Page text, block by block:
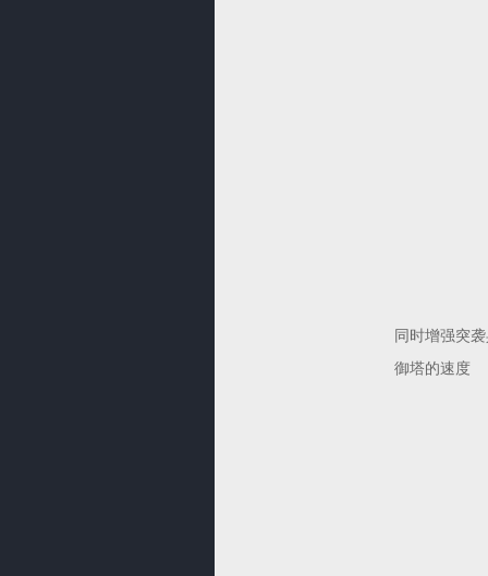
同时增强突
御塔的速度